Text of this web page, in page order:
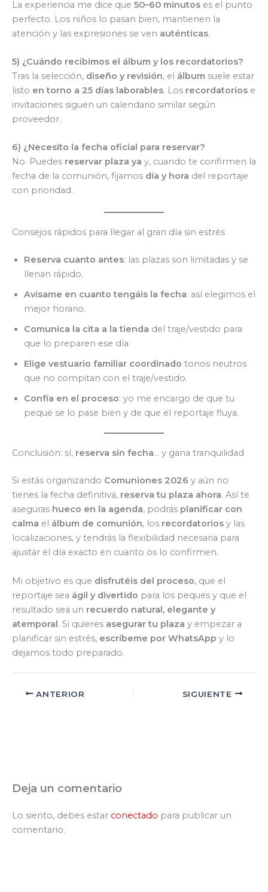
La experiencia me dice que 50–60 minutos es el punto
perfecto. Los niños lo pasan bien, mantienen la
atención y las expresiones se ven auténticas.
5) ¿Cuándo recibimos el álbum y los recordatorios?
Tras la selección, diseño y revisión, el álbum suele estar
listo en torno a 25 días laborables. Los recordatorios e
invitaciones siguen un calendario similar según
proveedor.
6) ¿Necesito la fecha oficial para reservar?
No. Puedes reservar plaza ya y, cuando te confirmen la
fecha de la comunión, fijamos día y hora del reportaje
con prioridad.
Consejos rápidos para llegar al gran día sin estrés
Reserva cuanto antes: las plazas son limitadas y se
llenan rápido.
Avísame en cuanto tengáis la fecha: así elegimos el
mejor horario.
Comunica la cita a la tienda del traje/vestido para
que lo preparen ese día.
Elige vestuario familiar coordinado tonos neutros
que no compitan con el traje/vestido.
Confía en el proceso: yo me encargo de que tu
peque se lo pase bien y de que el reportaje fluya.
Conclusión: sí, reserva sin fecha… y gana tranquilidad
Si estás organizando Comuniones 2026 y aún no
tienes la fecha definitiva, reserva tu plaza ahora. Así te
aseguras hueco en la agenda, podrás planificar con
calma el álbum de comunión, los recordatorios y las
localizaciones, y tendrás la flexibilidad necesaria para
ajustar el día exacto en cuanto os lo confirmen.
Mi objetivo es que disfrutéis del proceso, que el
reportaje sea ágil y divertido para los peques y que el
resultado sea un recuerdo natural, elegante y
atemporal. Si quieres asegurar tu plaza y empezar a
planificar sin estrés, escríbeme por WhatsApp y lo
dejamos todo preparado.
ANTERIOR SIGUIENTE
Deja un comentario
Lo siento, debes estar conectado para publicar un
comentario.